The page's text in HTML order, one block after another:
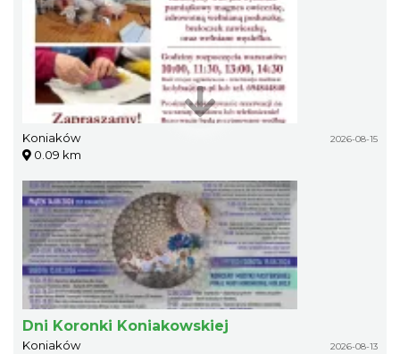
Koniaków 2026-08-15
0.09 km
Dni Koronki Koniakowskiej
Koniaków 2026-08-13